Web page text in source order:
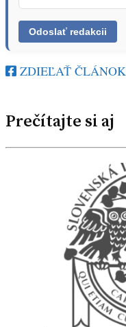
ZDIEĽAŤ ČLÁNOK
Prečítajte si aj